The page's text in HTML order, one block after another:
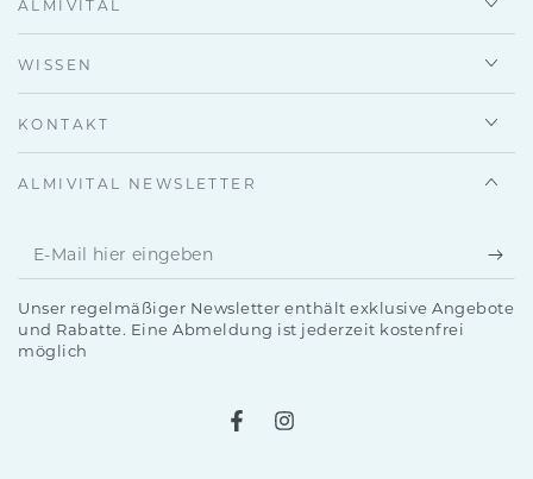
ALMIVITAL
WISSEN
KONTAKT
ALMIVITAL NEWSLETTER
E-
Mail
hier
eingeben
Unser regelmäßiger Newsletter enthält exklusive Angebote
und Rabatte. Eine Abmeldung ist jederzeit kostenfrei
möglich
FacebookInstagram